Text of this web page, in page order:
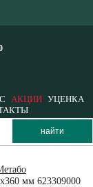
АКЦИИ УЦЕНКА
мм 623309000